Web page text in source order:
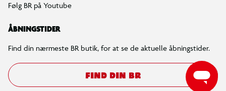
Følg BR på Youtube
ÅBNINGSTIDER
Find din nærmeste BR butik, for at se de aktuelle åbningstider.
FIND DIN BR